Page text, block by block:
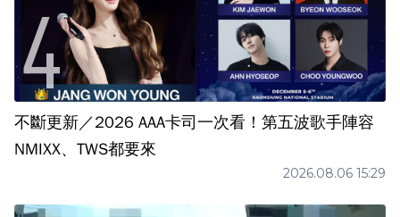
不斷更新／2026 AAA卡司一次看！第五波歌手陣容
NMIXX、TWS都要來
2026.08.06 15:29